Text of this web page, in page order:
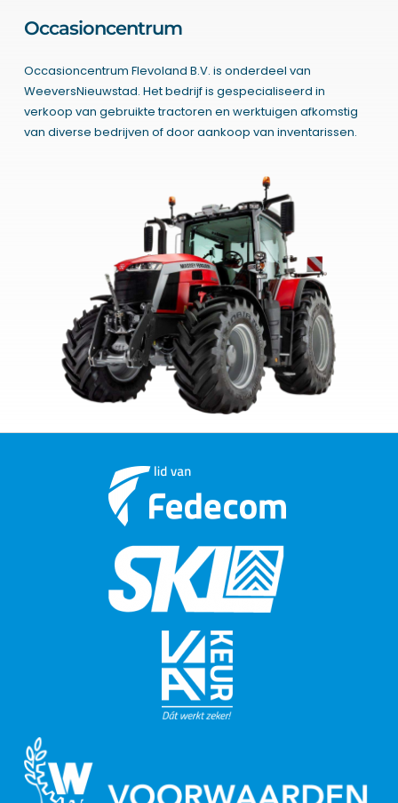
Occasioncentrum
Occasioncentrum Flevoland B.V. is onderdeel van
WeeversNieuwstad. Het bedrijf is gespecialiseerd in
verkoop van gebruikte tractoren en werktuigen afkomstig
van diverse bedrijven of door aankoop van inventarissen.